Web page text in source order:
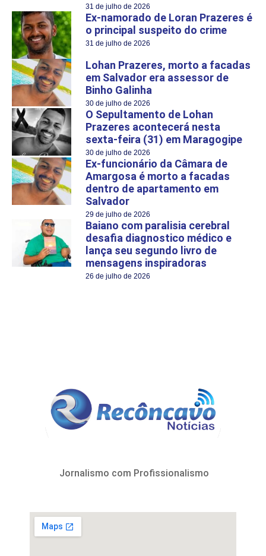
31 de julho de 2026
Ex-namorado de Loran Prazeres é
o principal suspeito do crime
31 de julho de 2026
Lohan Prazeres, morto a facadas
em Salvador era assessor de
Binho Galinha
30 de julho de 2026
O Sepultamento de Lohan
Prazeres acontecerá nesta
sexta-feira (31) em Maragogipe
30 de julho de 2026
Ex-funcionário da Câmara de
Amargosa é morto a facadas
dentro de apartamento em
Salvador
29 de julho de 2026
Baiano com paralisia cerebral
desafia diagnostico médico e
lança seu segundo livro de
mensagens inspiradoras
26 de julho de 2026
Jornalismo com Profissionalismo